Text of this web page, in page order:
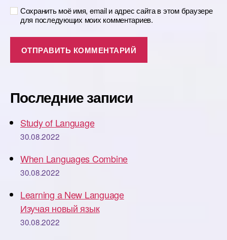
Сохранить моё имя, email и адрес сайта в этом браузере
для последующих моих комментариев.
Последние записи
Study of Language
30.08.2022
When Languages Combine
30.08.2022
Learning a New Language
Изучая новый язык
30.08.2022